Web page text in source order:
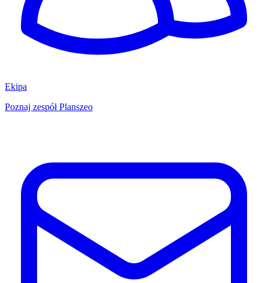
Ekipa
Poznaj zespół Planszeo